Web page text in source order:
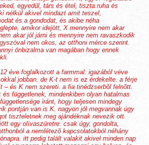
egyedül, társ és étel, tiszta ruha és
nélkül akivel mindazt amit teszel,
és a gondodat, és akibe néha
amikor idejött, X mennyire nem akar
akar jól járni és mennyire nem ravaszkodik
nem okos, az otthoni mérce szerint.
önbizalma van magában hogy ennek
éve foglalkozott a farmmal. igazából véve
jobban. de K-t nem is ez érdekelte. a férje
– és K nem szereti. a fia tinédzserbõl felnõtt.
függetlenek, mindenkiben olyan hatalmas
iránt, hogy teljesen mindegy
pontján van is K. nagyon jól megvannak úgy
tiszteletnek meg ajándéknak nevezik ott.
egy olívaszüretre. csak úgy, gondolta,
a nemlétezõ kapcsolatokból néhány
itt pedig talált valakit akivel minden nap